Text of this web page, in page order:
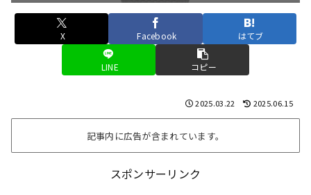
X Facebook はてブ
LINE コピー
2025.03.22 2025.06.15
記事内に広告が含まれています。
スポンサーリンク